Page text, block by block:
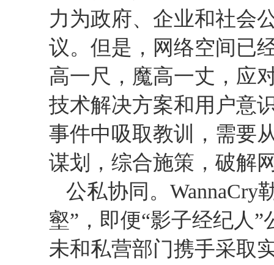
力为政府、企业和社会
议。但是，网络空间已
高一尺，魔高一丈，应
技术解决方案和用户意
事件中吸取教训，需要
谋划，综合施策，破解
公私协同。 WannaCry
壑”，即便“影子经纪人
未和私营部门携手采取